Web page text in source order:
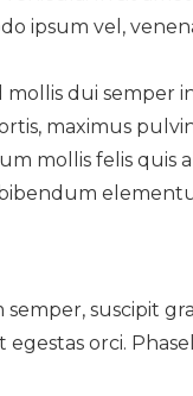
ipsum vel,
mollis dui semper
maximus
mollis felis
suscipit
orci.